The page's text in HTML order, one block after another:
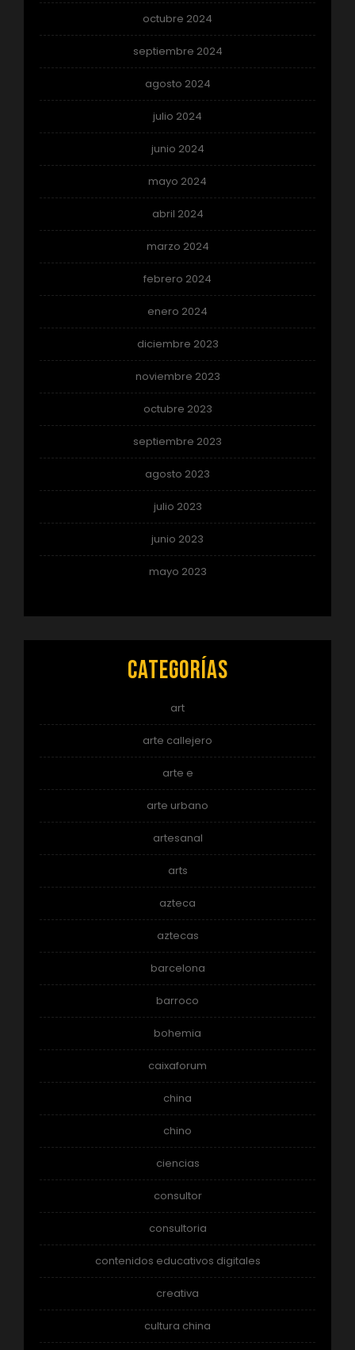
octubre 2024
septiembre 2024
agosto 2024
julio 2024
junio 2024
mayo 2024
abril 2024
marzo 2024
febrero 2024
enero 2024
diciembre 2023
noviembre 2023
octubre 2023
septiembre 2023
agosto 2023
julio 2023
junio 2023
mayo 2023
Categorías
art
arte callejero
arte e
arte urbano
artesanal
arts
azteca
aztecas
barcelona
barroco
bohemia
caixaforum
china
chino
ciencias
consultor
consultoria
contenidos educativos digitales
creativa
cultura china